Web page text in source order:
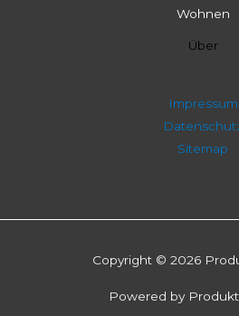
Wohnen
Über
Impressum
Sitemap
Copyright © 2026
Powered by